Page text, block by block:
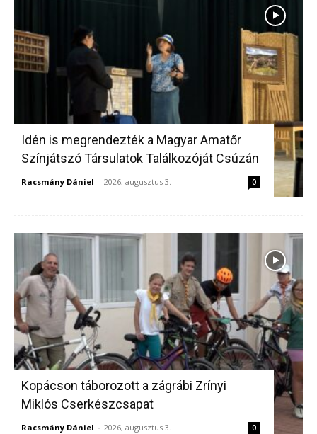
Idén is megrendezték a Magyar Amatőr
Színjátszó Társulatok Találkozóját Csúzán
Racsmány Dániel - 2026, augusztus 3. 0
Kopácson táborozott a zágrábi Zrínyi
Miklós Cserkészcsapat
Racsmány Dániel - 2026, augusztus 3. 0